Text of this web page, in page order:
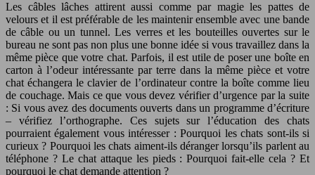
Les câbles lâches attirent aussi comme par magie les pattes de
velours et il est préférable de les maintenir ensemble avec une bande
de câble ou un tunnel. Les verres et les bouteilles ouvertes sur le
bureau ne sont pas non plus une bonne idée si vous travaillez dans la
même pièce que votre chat. Parfois, il est utile de poser une boîte en
carton à l’odeur intéressante par terre dans la même pièce et votre
chat échangera le clavier de l’ordinateur contre la boîte comme lieu
de couchage. Mais ce que vous devez vérifier d’urgence par la suite
: Si vous avez des documents ouverts dans un programme d’écriture
– vérifiez l’orthographe. Ces sujets sur l’éducation des chats
pourraient également vous intéresser : Pourquoi les chats sont-ils si
curieux ? Pourquoi les chats aiment-ils déranger lorsqu’ils parlent au
téléphone ? Le chat attaque les pieds : Pourquoi fait-elle cela ? Et
pourquoi le chat demande attention ?